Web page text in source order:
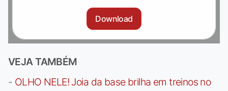
Download
VEJA TAMBÉM
- OLHO NELE! Joia da base brilha em treinos no